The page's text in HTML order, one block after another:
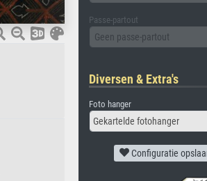
Passe-partout
Geen passe-partout
Diversen & Extra's
Foto hanger
Gekartelde fotohanger
Configuratie